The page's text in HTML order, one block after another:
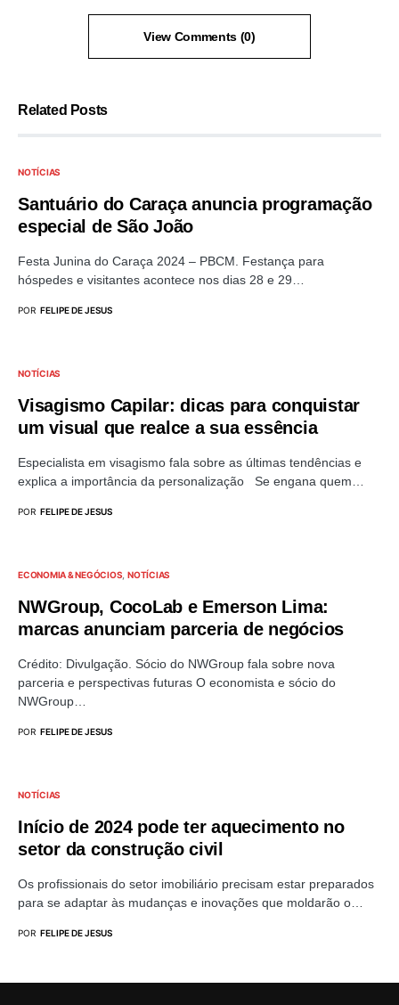
View Comments (0)
Related Posts
NOTÍCIAS
Santuário do Caraça anuncia programação
especial de São João
Festa Junina do Caraça 2024 – PBCM. Festança para
hóspedes e visitantes acontece nos dias 28 e 29…
POR FELIPE DE JESUS
NOTÍCIAS
Visagismo Capilar: dicas para conquistar
um visual que realce a sua essência
Especialista em visagismo fala sobre as últimas tendências e
explica a importância da personalização Se engana quem…
POR FELIPE DE JESUS
ECONOMIA & NEGÓCIOS NOTÍCIAS
NWGroup, CocoLab e Emerson Lima:
marcas anunciam parceria de negócios
Crédito: Divulgação. Sócio do NWGroup fala sobre nova
parceria e perspectivas futuras O economista e sócio do
NWGroup…
POR FELIPE DE JESUS
NOTÍCIAS
Início de 2024 pode ter aquecimento no
setor da construção civil
Os profissionais do setor imobiliário precisam estar preparados
para se adaptar às mudanças e inovações que moldarão o…
POR FELIPE DE JESUS